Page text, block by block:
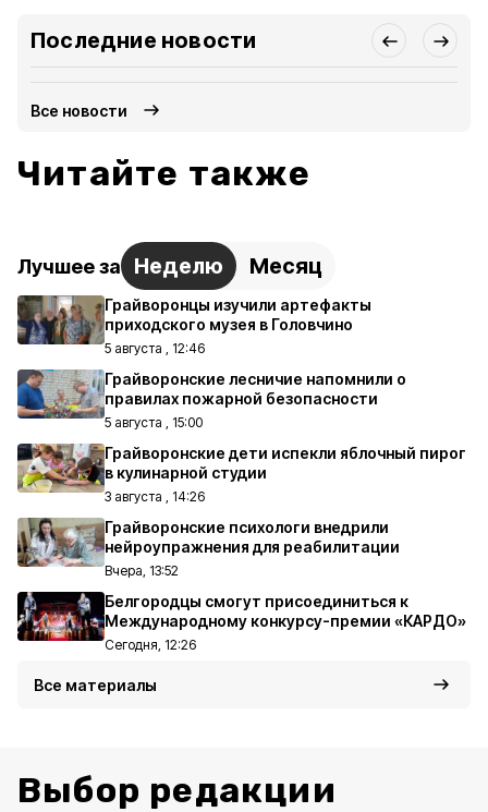
Последние новости
Все новости
Читайте также
Лучшее за Неделю Месяц
Грайворонцы изучили артефакты
приходского музея в Головчино
5 августа , 12:46
Грайворонские лесничие напомнили о
правилах пожарной безопасности
5 августа , 15:00
Грайворонские дети испекли яблочный пирог
в кулинарной студии
3 августа , 14:26
Грайворонские психологи внедрили
нейроупражнения для реабилитации
Вчера, 13:52
Белгородцы смогут присоединиться к
Международному конкурсу-премии «КАРДО»
Сегодня, 12:26
Все материалы
Выбор редакции